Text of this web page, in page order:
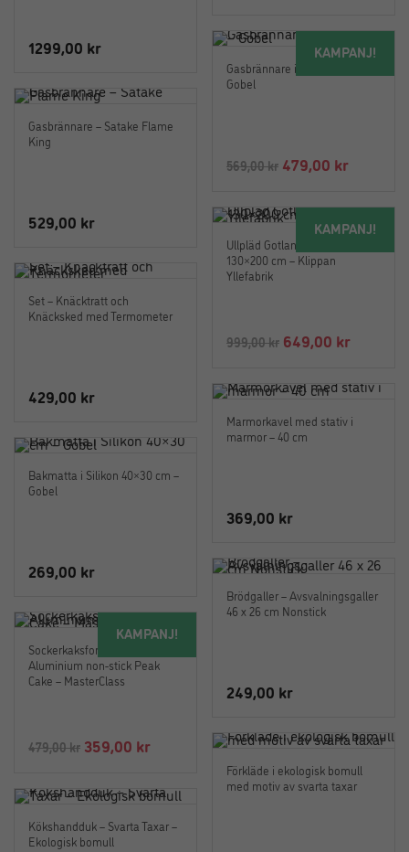
priset
239,00 kr.
priset
är:
129,00 kr.
1299,00 kr KAMPANJ!
Gasbrännare i rostfritt stål –
Gobel
569,00kr Det
priset
569,00 kr.
479,00 krDet
priset
är:
479,00
Gasbrännare – Satake Flame
King
529,00 kr KAMPANJ!
Ullpläd Gotland Buteljgrön
130×200 cm – Klippan
Yllefabrik
999,00kr Det
priset
999,00 kr.
649,00 krDet
priset
Set – Knäcktratt och
Knäcksked med Termometer
429,00 kr
Marmorkavel med stativ i
marmor – 40 cm
369,00 kr
Bakmatta i Silikon 40×30 cm –
Gobel
269,00 kr
Brödgaller – Avsvalningsgaller
46 x 26 cm Nonstick
249,00 kr
KAMPANJ!
Sockerkaksform Gjuten
Aluminium non-stick Peak
Cake – MasterClass
479,00kr Det
priset
479,00 kr.
359,00 krDet
priset
Förkläde i ekologisk bomull
med motiv av svarta taxar
Kökshandduk – Svarta Taxar –
Ekologisk bomull